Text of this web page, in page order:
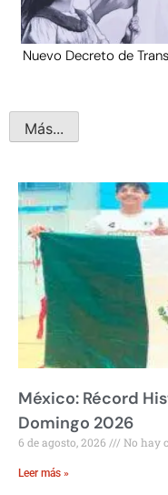
Nuevo Decreto de
Más...
México: Récord
Domingo 2026
6 de agosto, 2026 No hay
Leer más »